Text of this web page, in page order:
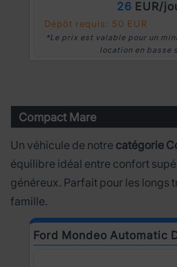
26 EUR/
Dépôt requis: 50 EUR
*Le prix est valable pour un
location en basse
Compact Mare
Un véhicule de notre catégorie
équilibre idéal entre confort
généreux. Parfait pour les longs
famille.
Ford Mondeo Automatic